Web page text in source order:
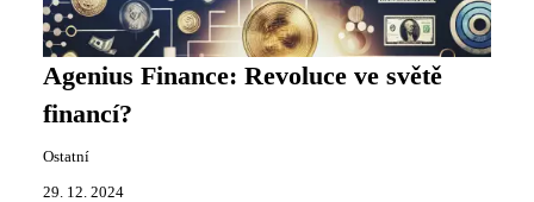
Agenius Finance: Revoluce ve světě
financí?
Ostatní
29. 12. 2024